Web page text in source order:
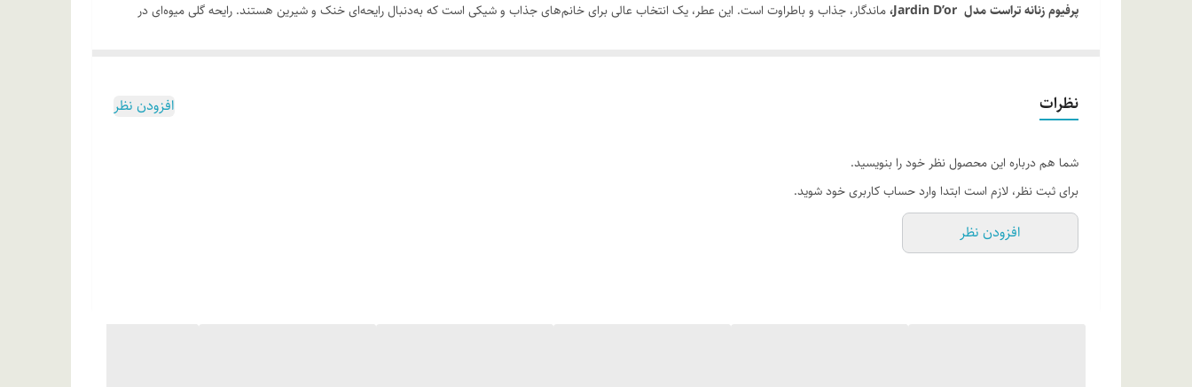
پرفیوم زنانه تراست مدل
Jardin D’or ،ماندگار، جذاب و باطراوت است. این عطر، یک انتخاب عالی برای خانم‌های جذاب و شیکی است که به‌دنبال رایحه‌ای خنک و شیرین هستند. رایحه‌ گلی میوه‌ای در
روش مصرف:
از فاصله 20 تا 30 سانتی‌متری روی لباس یا پوست تمیز اسپری کنید؛ پیشنهاد می‌شود برای ماندگاری بیشتر پرفیوم روی پوست، آن را روی نواحی مچ دست، گردن و پشت لاله گوش اسپری
نمایید.
نظرات افزودن نظر
شما هم درباره این محصول نظر خود را بنویسید.
برای ثبت نظر، لازم است ابتدا وارد حساب کاربری خود شوید.
افزودن نظر